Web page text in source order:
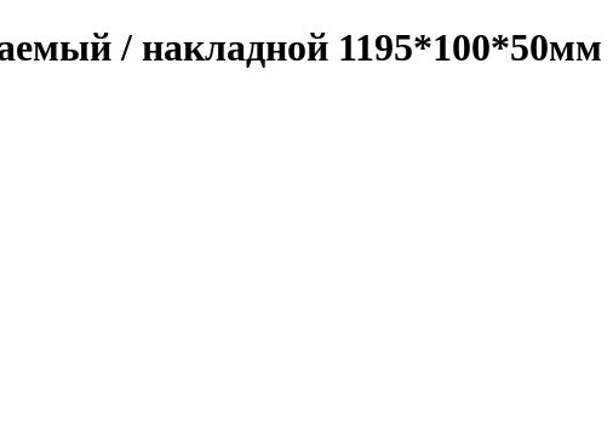
/ накладной 1195*100*50мм